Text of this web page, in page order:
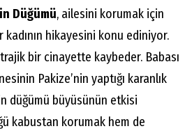
Düğümü, ailesini korumak için
kadının hikayesini konu ediniyor.
bir cinayette kaybeder. Babası
Pakize’nin yaptığı karanlık
düğümü büyüsünün etkisi
kabustan korumak hem de